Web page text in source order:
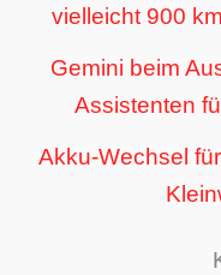
vielleicht 900
Gemini beim
Assistenten
Akku-Wechsel